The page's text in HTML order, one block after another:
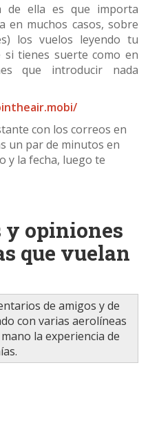
de ella es que importa
en muchos casos, sobre
los vuelos leyendo tu
tienes suerte como en
que introducir nada
con los correos en
un par de minutos en
y la fecha, luego te
y opiniones
que vuelan
de amigos y de
con varias aerolíneas
la experiencia de